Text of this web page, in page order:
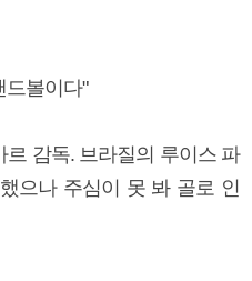
드볼이다"
감독. 브라질의 루이스 파
으나 주심이 못 봐 골로 인